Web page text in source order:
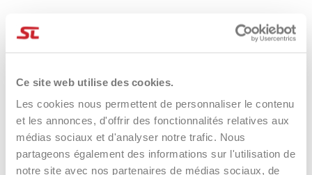
Ce site web utilise des cookies.
Les cookies nous permettent de personnaliser le contenu
et les annonces, d'offrir des fonctionnalités relatives aux
médias sociaux et d'analyser notre trafic. Nous
partageons également des informations sur l'utilisation de
notre site avec nos partenaires de médias sociaux, de